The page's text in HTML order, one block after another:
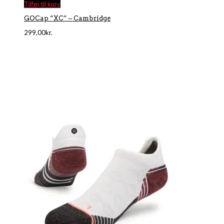
Tilføj til kurv
GOCap “XC” – Cambridge
299,00kr.